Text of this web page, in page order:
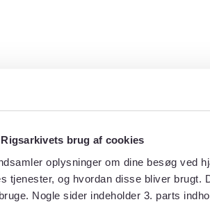
brug af cookies
oplysninger om dine besøg ved
tjenester, og hvordan disse bliver
Nogle sider indeholder 3. parts